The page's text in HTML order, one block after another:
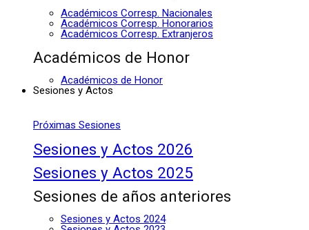
Académicos Corresp. Nacionales
Académicos Corresp. Honorarios
Académicos Corresp. Extranjeros
Académicos de Honor
Académicos de Honor
Sesiones y Actos
Próximas Sesiones
Sesiones y Actos 2026
Sesiones y Actos 2025
Sesiones de años anteriores
Sesiones y Actos 2024